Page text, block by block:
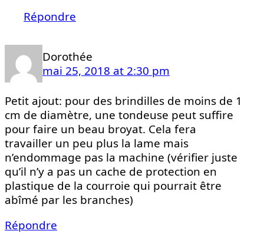
Répondre
Dorothée
mai 25, 2018 at 2:30 pm
Petit ajout: pour des brindilles de moins de 1
cm de diamètre, une tondeuse peut suffire
pour faire un beau broyat. Cela fera
travailler un peu plus la lame mais
n’endommage pas la machine (vérifier juste
qu’il n’y a pas un cache de protection en
plastique de la courroie qui pourrait être
abîmé par les branches)
Répondre